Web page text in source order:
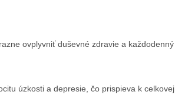
ovplyvniť duševné zdravie a každodenný
úzkosti a depresie, čo prispieva k celkovej